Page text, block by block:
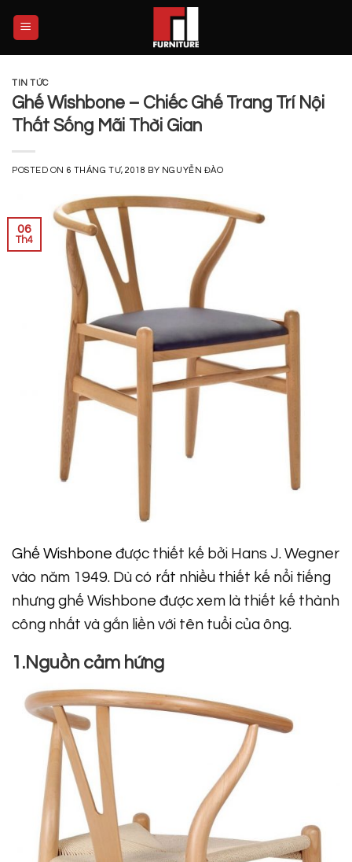
TIN TỨC
Ghế Wishbone – Chiếc Ghế Trang Trí Nội
Thất Sống Mãi Thời Gian
POSTED ON 6 THÁNG TƯ, 2018 BY NGUYỄN ĐÀO
06
Th4
Ghế Wishbone được thiết kế bởi Hans J. Wegner
vào năm 1949. Dù có rất nhiều thiết kế nổi tiếng
nhưng ghế Wishbone được xem là thiết kế thành
công nhất và gắn liền với tên tuổi của ông.
1.Nguồn cảm hứng